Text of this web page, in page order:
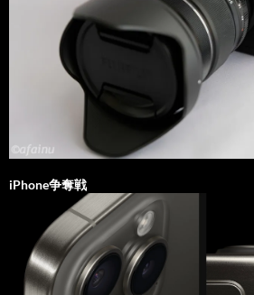
iPhone争奪戦